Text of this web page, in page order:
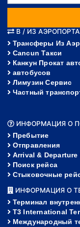
В / ИЗ АЭРОПОРТА
Трансферы Из
Cancun Такси
Канкун Прокат
автобусов
Лимузин Сервис
Частный
ИНФОРМАЦИЯ О
Пребытие
Отправления
Arrival &
Поиск рейса
Стыковочные
ИНФОРМАЦИЯ О
Терминал
T3 International
Международный